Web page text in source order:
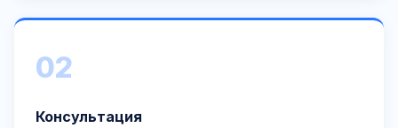
02
Консультация